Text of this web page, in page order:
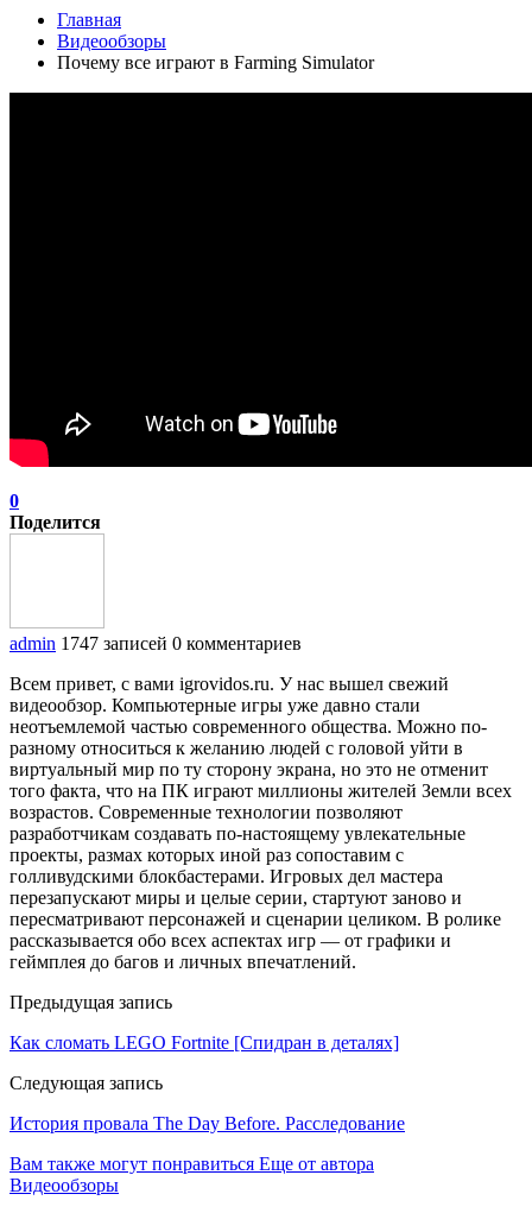
Главная
Видеообзоры
Почему все играют в Farming Simulator
0
Поделится
admin 1747 записей 0 комментариев
Всем привет, с вами igrovidos.ru. У нас вышел свежий
видеообзор. Компьютерные игры уже давно стали
неотъемлемой частью современного общества. Можно по-
разному относиться к желанию людей с головой уйти в
виртуальный мир по ту сторону экрана, но это не отменит
того факта, что на ПК играют миллионы жителей Земли всех
возрастов. Современные технологии позволяют
разработчикам создавать по-настоящему увлекательные
проекты, размах которых иной раз сопоставим с
голливудскими блокбастерами. Игровых дел мастера
перезапускают миры и целые серии, стартуют заново и
пересматривают персонажей и сценарии целиком. В ролике
рассказывается обо всех аспектах игр — от графики и
геймплея до багов и личных впечатлений.
Предыдущая запись
Как сломать LEGO Fortnite [Спидран в деталях]
Следующая запись
История провала The Day Before. Расследование
Вам также могут понравиться Еще от автора
Видеообзоры